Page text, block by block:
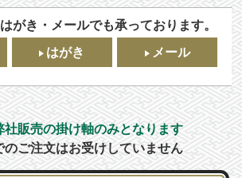
がき・メールでも承っております。
はがき メール
社販売の掛け軸のみとなります
ご注文はお受けしていません